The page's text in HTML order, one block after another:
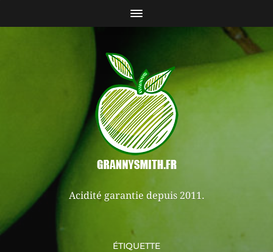
Acidité garantie depuis 2011.
ÉTIQUETTE